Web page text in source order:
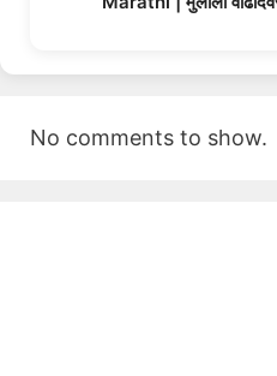
No comments to show.